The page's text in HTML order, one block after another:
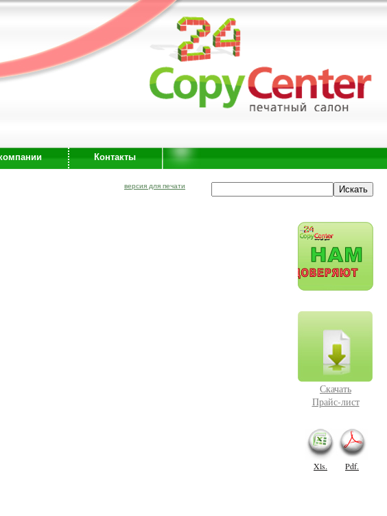
версия для печати
Контакты
Скачать
Прайс-лист
Xls. Pdf.